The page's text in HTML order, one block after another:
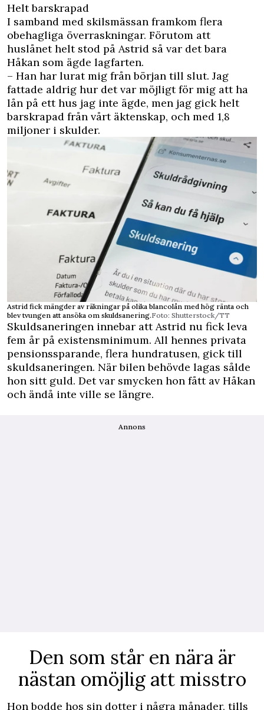
Helt barskrapad
I samband med skilsmässan framkom flera
obehagliga överraskningar. Förutom att
huslånet helt stod på Astrid så var det bara
Håkan som ägde lagfarten.
– Han har lurat mig från början till slut. Jag
fattade aldrig hur det var möjligt för mig att ha
lån på ett hus jag inte ägde, men jag gick helt
barskrapad från vårt äktenskap, och med 1,8
miljoner i skulder.
Astrid fick mängder av räkningar på olika blancolån med hög ränta och
blev tvungen att ansöka om skuldsanering.Foto: Shutterstock/TT
Skuldsaneringen innebar att Astrid nu fick leva
fem år på existensminimum. All hennes privata
pensionssparande, flera hundratusen, gick till
skuldsaneringen. När bilen behövde lagas sålde
hon sitt guld. Det var smycken hon fått av Håkan
och ändå inte ville se längre.
Annons
Den som står en nära är
nästan omöjlig att misstro
Hon bodde hos sin dotter i några månader, tills